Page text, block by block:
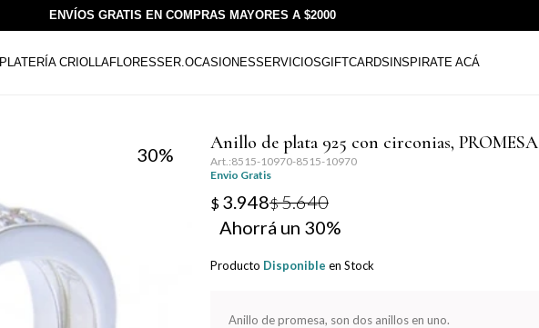
ENVÍOS GRATIS EN COMPRAS MAYORES A $2000
PLATERÍA CRIOLLAFLORESSER.OCASIONESSERVICIOSGIFTCARDS INSPIRATE ACÁ
30
Anillo de plata 925 con circonias, PROMESA
8515-10970-8515-10970
Envio Gratis
$ 3.948$5.640
30
Producto Disponible en Stock
Anillo de promesa, son dos anillos en uno.